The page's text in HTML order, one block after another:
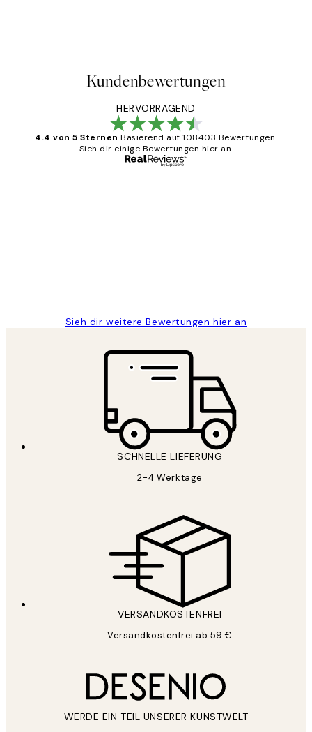
Kundenbewertungen
HERVORRAGEND
4.4 von 5 Sternen Basierend auf 108403 Bewertungen.
Sieh dir einige Bewertungen hier an.
Sieh dir weitere Bewertungen hier an
SCHNELLE LIEFERUNG
2-4 Werktage
VERSANDKOSTENFREI
Versandkostenfrei ab 59 €
WERDE EIN TEIL UNSERER KUNSTWELT